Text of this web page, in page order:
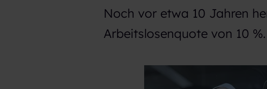
Noch vor etwa 10 Jahren
Arbeitslosenquote von 10